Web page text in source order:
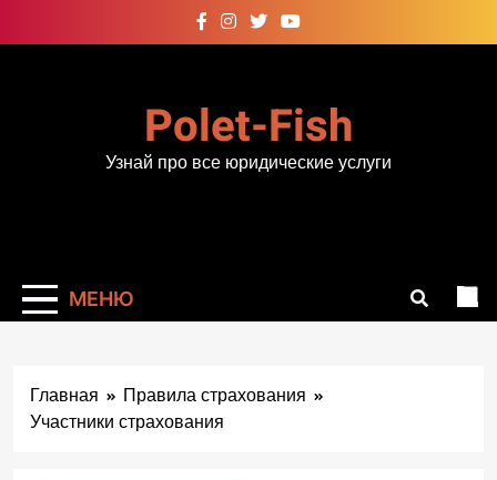
к
Polet-Fish
Узнай про все юридические услуги
МЕНЮ
Главная
Правила страхования
Участники страхования